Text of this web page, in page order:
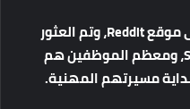
موقع ،وتمالعثور
،ومعظمالموظفينهم
مسيرتهمالمهنية.